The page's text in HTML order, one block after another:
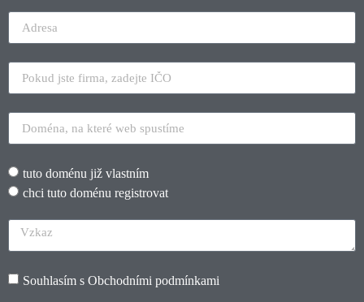
tuto doménu již vlastním
chci tuto doménu registrovat
Souhlasím s Obchodními podmínkami